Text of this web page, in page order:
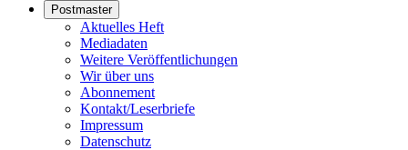
Postmaster
Aktuelles Heft
Mediadaten
Weitere Veröffentlichungen
Wir über uns
Abonnement
Kontakt/Leserbriefe
Impressum
Datenschutz